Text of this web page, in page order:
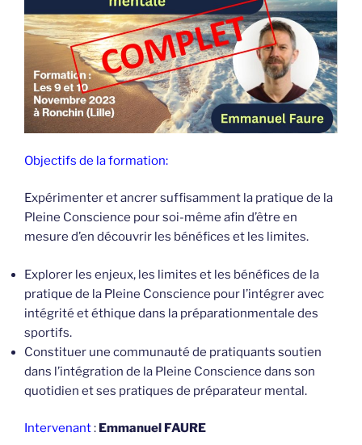
Objectifs de la formation:
Expérimenter et ancrer suffisamment la pratique de la
Pleine Conscience pour soi-même afin d’être en
mesure d’en découvrir les bénéfices et les limites.
Explorer les enjeux, les limites et les bénéfices de la
pratique de la Pleine Conscience pour l’intégrer avec
intégrité et éthique dans la préparationmentale des
sportifs.
Constituer une communauté de pratiquants soutien
dans l’intégration de la Pleine Conscience dans son
quotidien et ses pratiques de préparateur mental.
Intervenant: Emmanuel FAURE